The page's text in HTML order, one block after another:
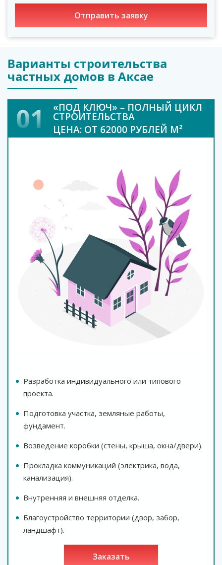
Варианты строительства
частных домов в Аксае
01 «ПОД КЛЮЧ» – ПОЛНЫЙ ЦИКЛ
СТРОИТЕЛЬСТВА
ЦЕНА: ОТ 62000 РУБЛЕЙ М²
Разработка индивидуального или типового
проекта.
Подготовка участка, земляные работы,
фундамент.
Возведение коробки (стены, крыша, окна/двери).
Прокладка коммуникаций (электрика, вода,
канализация).
Внутренняя и внешняя отделка.
Благоустройство территории (двор, забор,
ландшафт).
заказать